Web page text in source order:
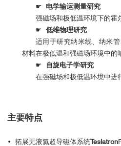
☛ 电学输运测量研究
强磁场和极低温环境下的霍
☛ 低维物理研究
适用于研究纳米线、纳米
材料在极低温和强磁场环境中的
☛
自旋电子学研究
在强磁场和极低温环境中进
主要特点
• 拓展无液氦超导磁体系统Teslatron